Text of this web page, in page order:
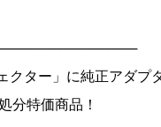
クター」に純正アダプ
分特価商品！